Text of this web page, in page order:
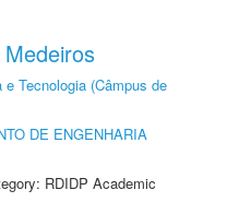
Tecnologia (Câmpus de
DE ENGENHARIA
RDIDP Academic